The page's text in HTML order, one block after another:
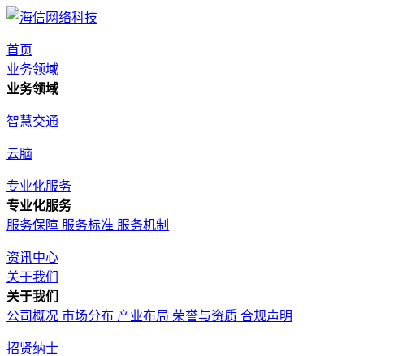
首页
业务领域
业务领域
智慧交通
云脑
专业化服务
专业化服务
服务保障 服务标准 服务机制
资讯中心
关于我们
关于我们
公司概况 市场分布 产业布局 荣誉与资质 合规声明
招贤纳士